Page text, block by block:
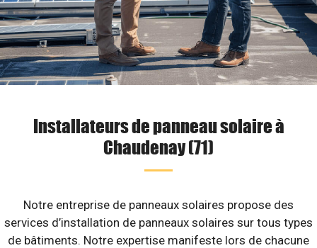
Installateurs de panneau solaire à
Chaudenay (71)
Notre entreprise de panneaux solaires propose des
services d’installation de panneaux solaires sur tous types
de bâtiments. Notre expertise manifeste lors de chacune